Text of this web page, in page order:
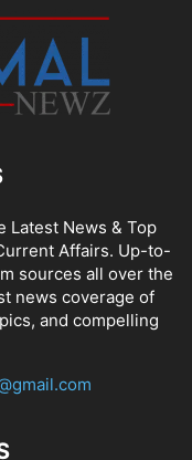
Latest News & Top
Affairs. Up-to-
sources all over the
news coverage of
and compelling